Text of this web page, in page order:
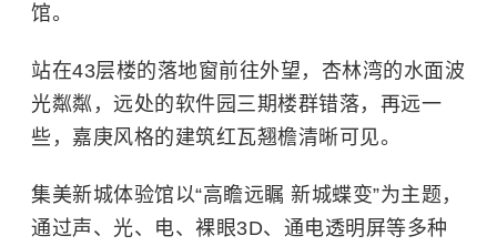
馆。
站在43层楼的落地窗前往外望，杏林湾的水面波
光粼粼，远处的软件园三期楼群错落，再远一
些，嘉庚风格的建筑红瓦翘檐清晰可见。
集美新城体验馆以“高瞻远瞩 新城蝶变”为主题，
通过声、光、电、裸眼3D、通电透明屏等多种